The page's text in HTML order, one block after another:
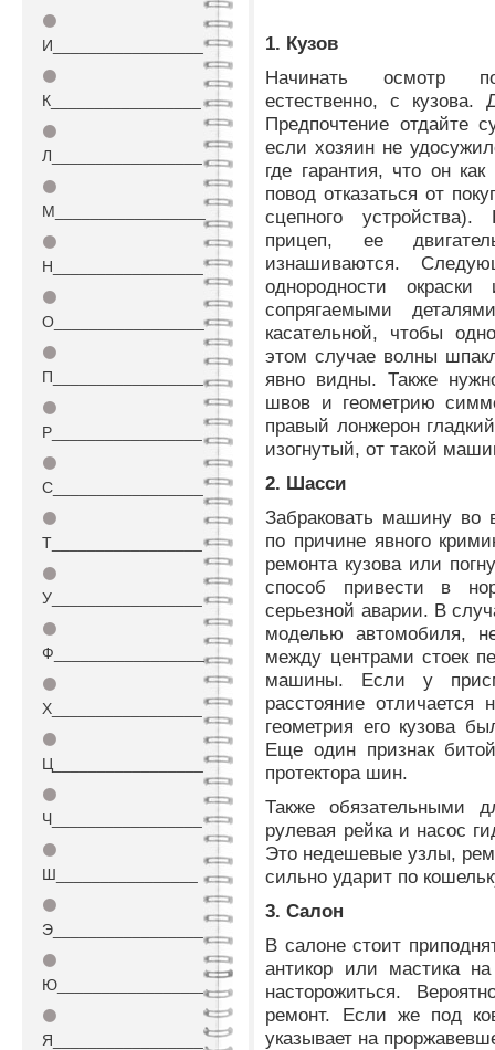
⚫
И_________________
⚫
К_________________
⚫
Л_________________
⚫
М_________________
⚫
Н_________________
⚫
О_________________
⚫
П_________________
⚫
Р_________________
⚫
С_________________
⚫
Т_________________
⚫
У_________________
⚫
Ф_________________
⚫
Х_________________
⚫
Ц_________________
⚫
Ч_________________
⚫
Ш________________
⚫
Э_________________
⚫
Ю_________________
⚫
Я_________________
1. Кузов
Начинать осмотр
естественно, с
Предпочтение отдайте
если хозяин не
где гарантия, что он
повод отказаться от
сцепного
прицеп, ее
изнашиваются.
однородности
сопрягаемыми
касательной, чтобы
этом случае волны
явно видны. Также
швов и геометрию
правый лонжерон
изогнутый, от такой
2. Шасси
Забраковать машину во
по причине явного
ремонта кузова или
способ привести в
серьезной аварии. В
моделью автомобиля,
между центрами стоек
машины. Если у
расстояние
геометрия его кузова
Еще один признак
протектора шин.
Также обязательными
рулевая рейка и насос
Это недешевые узлы,
сильно ударит по
3. Салон
В салоне стоит
антикор или мастика
насторожиться.
ремонт. Если же под
указывает на